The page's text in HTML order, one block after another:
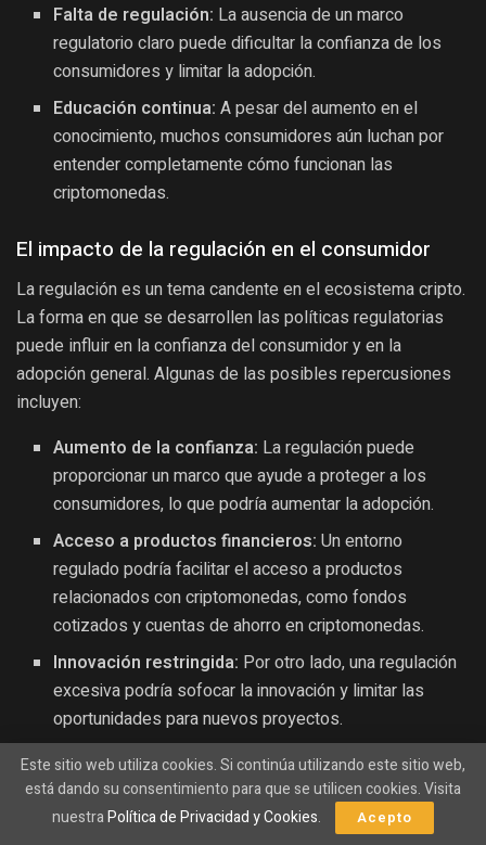
Falta de regulación: La ausencia de un marco
regulatorio claro puede dificultar la confianza de los
consumidores y limitar la adopción.
Educación continua: A pesar del aumento en el
conocimiento, muchos consumidores aún luchan por
entender completamente cómo funcionan las
criptomonedas.
El impacto de la regulación en el consumidor
La regulación es un tema candente en el ecosistema cripto.
La forma en que se desarrollen las políticas regulatorias
puede influir en la confianza del consumidor y en la
adopción general. Algunas de las posibles repercusiones
incluyen:
Aumento de la confianza: La regulación puede
proporcionar un marco que ayude a proteger a los
consumidores, lo que podría aumentar la adopción.
Acceso a productos financieros: Un entorno
regulado podría facilitar el acceso a productos
relacionados con criptomonedas, como fondos
cotizados y cuentas de ahorro en criptomonedas.
Innovación restringida: Por otro lado, una regulación
excesiva podría sofocar la innovación y limitar las
oportunidades para nuevos proyectos.
Tendencias emergentes en el mercado
cripto
Este sitio web utiliza cookies. Si continúa utilizando este sitio web,
está dando su consentimiento para que se utilicen cookies. Visita
nuestraPolítica de Privacidad y Cookies. Acepto